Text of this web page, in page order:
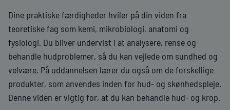
Dine praktiske færdigheder hviler på din viden fra
teoretiske fag som kemi, mikrobiologi, anatomi og
fysiologi. Du bliver undervist i at analysere, rense og
behandle hudproblemer, så du kan vejlede om sundhed og
velvære. På uddannelsen lærer du også om de forskellige
produkter, som anvendes inden for hud- og skønhedspleje.
Denne viden er vigtig for, at du kan behandle hud- og krop.